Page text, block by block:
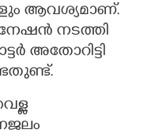
ആവശ്യമാണ്.
നടത്തി
അതോറിട്ടി